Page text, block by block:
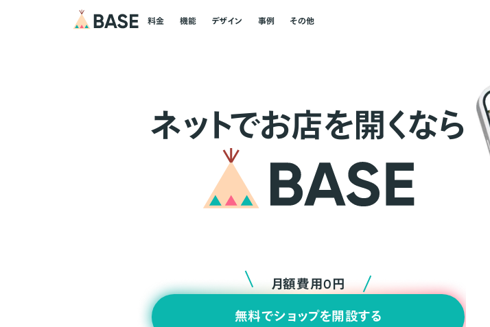
料金 機能 デザイン 事例 その他
ネッ トでお店を開くなら
月額費用0円
無料でショップを開設する